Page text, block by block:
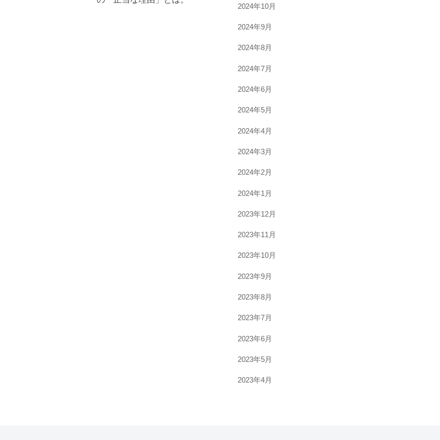
2024年10月
2024年9月
2024年8月
2024年7月
2024年6月
2024年5月
2024年4月
2024年3月
2024年2月
2024年1月
2023年12月
2023年11月
2023年10月
2023年9月
2023年8月
2023年7月
2023年6月
2023年5月
2023年4月